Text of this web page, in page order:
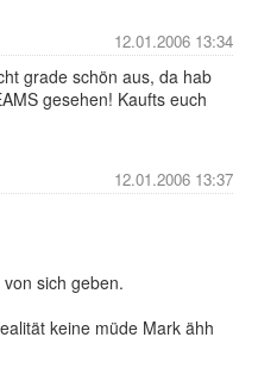
12.01.2006 13:34
grade schön aus, da hab
gesehen! Kaufts euch
12.01.2006 13:37
sich geben.
keine müde Mark ähh